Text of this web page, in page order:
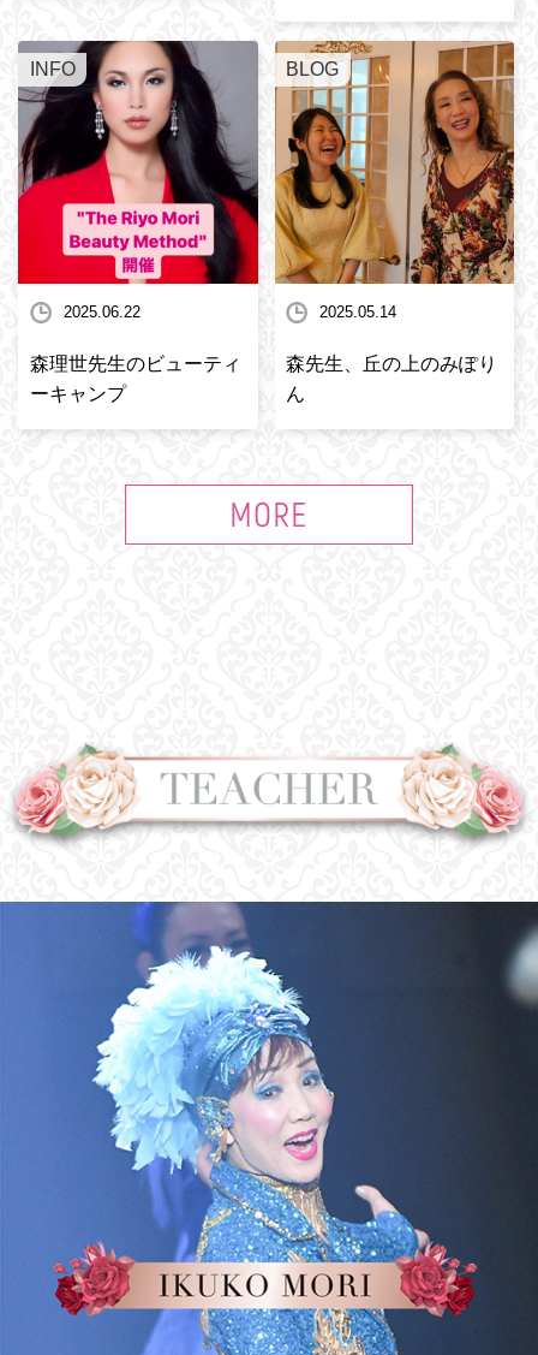
INFO
2025.06.22
森理世先生のビューティ
ーキャンプ
BLOG
2025.05.14
森先生、丘の上のみぽり
ん